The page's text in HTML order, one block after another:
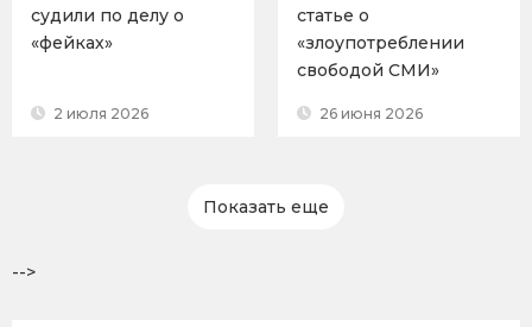
судили по делу о
«фейках»
2 июля 2026
статье о
«злоупотреблении
свободой СМИ»
26 июня 2026
Показать еще
-->